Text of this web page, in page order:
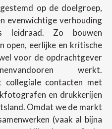
op de doelgroep,
evenwichtige verhouding
leidraad. Zo bouwen
open, eerlijke en kritische
voor de opdrachtgever
werkt.
collegiale contacten met
en drukkerijen
Omdat we de markt
(vaak al bijna